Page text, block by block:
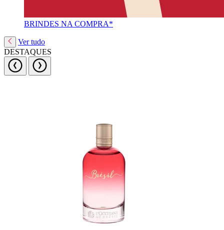
BRINDES NA COMPRA*
Ver tudo
DESTAQUES